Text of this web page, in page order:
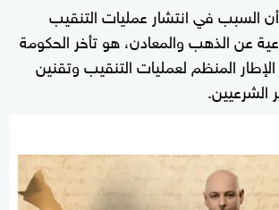
أن السبب في انتشار عمليات التنقيب
عن الذهب والمعادن، هو تأخر الحكومة
المنظم لعمليات التنقيب وتقنين
الشرعيين.